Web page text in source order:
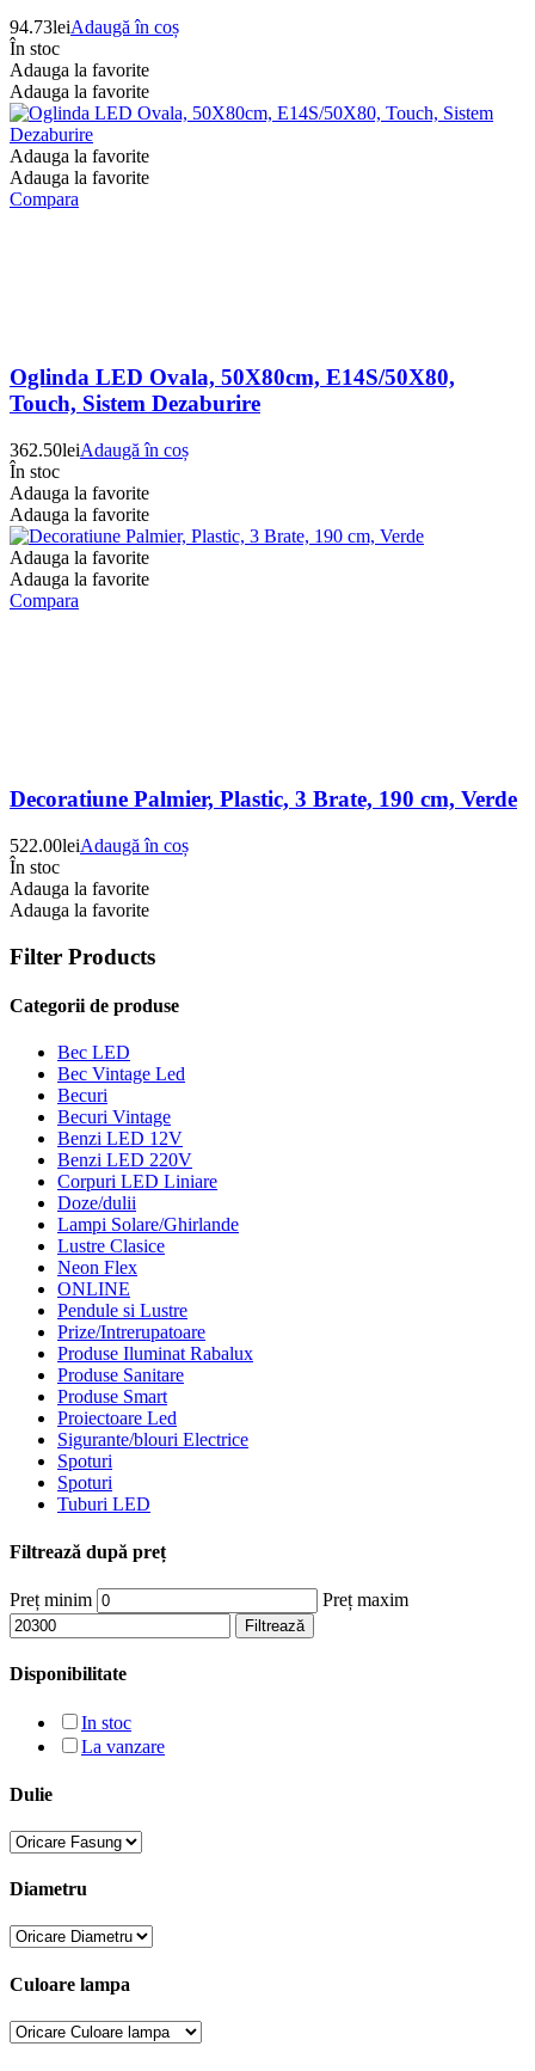
94.73leiAdaugă în coș
În stoc
Adauga la favorite
Adauga la favorite
Adauga la favorite
Adauga la favorite
Compara
Oglinda LED Ovala, 50X80cm, E14S/50X80,
Touch, Sistem Dezaburire
362.50leiAdaugă în coș
În stoc
Adauga la favorite
Adauga la favorite
Adauga la favorite
Adauga la favorite
Compara
Decoratiune Palmier, Plastic, 3 Brate, 190 cm, Verde
522.00leiAdaugă în coș
În stoc
Adauga la favorite
Adauga la favorite
Filter Products
Categorii de produse
Bec LED
Bec Vintage Led
Becuri
Becuri Vintage
Benzi LED 12V
Benzi LED 220V
Corpuri LED Liniare
Doze/dulii
Lampi Solare/Ghirlande
Lustre Clasice
Neon Flex
ONLINE
Pendule si Lustre
Prize/Intrerupatoare
Produse Iluminat Rabalux
Produse Sanitare
Produse Smart
Proiectoare Led
Sigurante/blouri Electrice
Spoturi
Spoturi
Tuburi LED
Filtrează după preț
Preț minim Preț maxim
Filtrează
Disponibilitate
In stoc
La vanzare
Dulie
Diametru
Culoare lampa